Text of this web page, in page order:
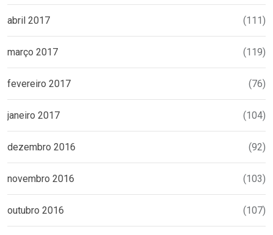
abril 2017 (111)
março 2017 (119)
fevereiro 2017 (76)
janeiro 2017 (104)
dezembro 2016 (92)
novembro 2016 (103)
outubro 2016 (107)